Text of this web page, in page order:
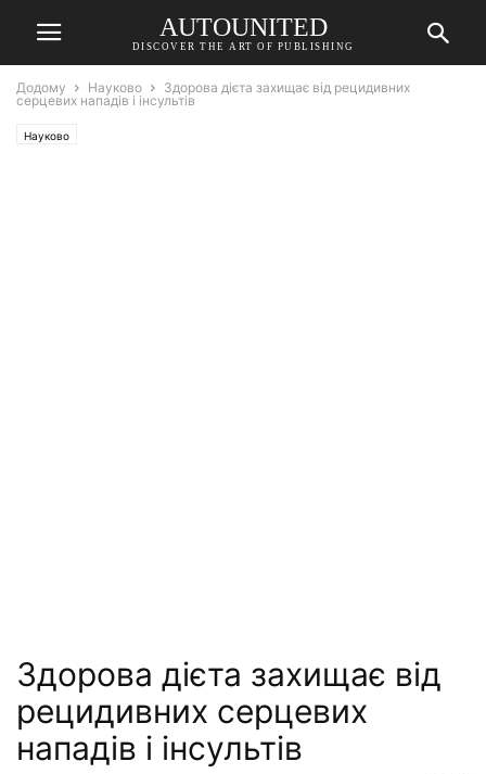
AUTOUNITED
DISCOVER THE ART OF PUBLISHING
Додому Науково
Здорова дієта захищає від рецидивних
серцевих нападів і інсультів
Науково
Здорова дієта захищає від
рецидивних серцевих
нападів і інсультів